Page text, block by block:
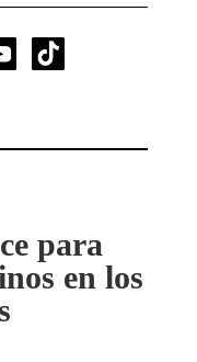
para
en los